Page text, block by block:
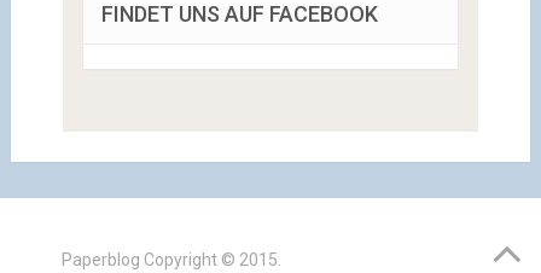
FINDET UNS AUF FACEBOOK
Paperblog Copyright © 2015.